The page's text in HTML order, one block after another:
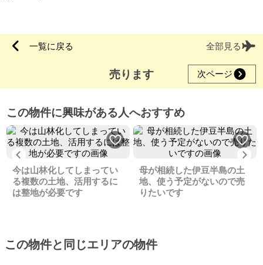
一覧に戻る 全部見る
売ります 次ページ
この物件に興味がある人へおすすめ
Previous
今は山林化してしまってい
る複数の土地、活用するに
は整地が必要です
母が相続した伊豆半島の土
地、使う予定がないので売
りたいです
この物件と同じエリアの物件